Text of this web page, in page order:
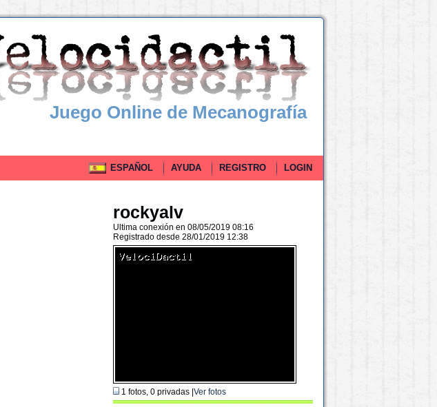
Juego Online de Mecanografía
ESPAÑOL AYUDA REGISTRO LOGIN
rockyalv
Ultima conexión en 08/05/2019 08:16
Registrado desde 28/01/2019 12:38
1 fotos, 0 privadas | Ver fotos